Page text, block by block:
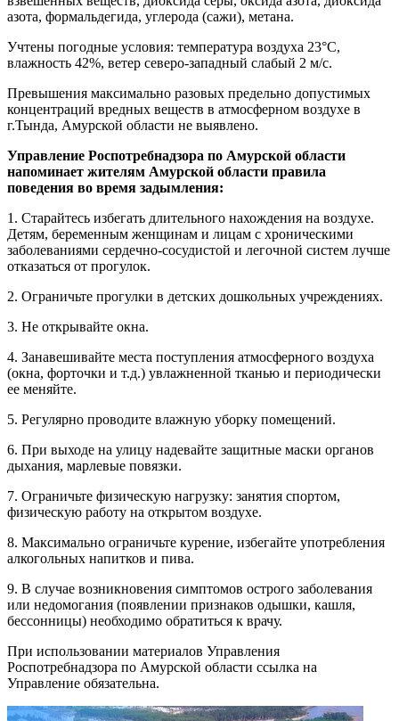
азота, формальдегида, углерода (сажи), метана.
Учтены погодные условия: температура воздуха 23°С,
влажность 42%, ветер северо-западный слабый 2 м/с.
Превышения максимально разовых предельно допустимых
концентраций вредных веществ в атмосферном воздухе в
г.Тында, Амурской области не выявлено.
Управление Роспотребнадзора по Амурской области
напоминает жителям Амурской области правила
поведения во время задымления:
1. Старайтесь избегать длительного нахождения на воздухе.
Детям, беременным женщинам и лицам с хроническими
заболеваниями сердечно-сосудистой и легочной систем лучше
отказаться от прогулок.
2. Ограничьте прогулки в детских дошкольных учреждениях.
3. Не открывайте окна.
4. Занавешивайте места поступления атмосферного воздуха
(окна, форточки и т.д.) увлажненной тканью и периодически
ее меняйте.
5. Регулярно проводите влажную уборку помещений.
6. При выходе на улицу надевайте защитные маски органов
дыхания, марлевые повязки.
7. Ограничьте физическую нагрузку: занятия спортом,
физическую работу на открытом воздухе.
8. Максимально ограничьте курение, избегайте употребления
алкогольных напитков и пива.
9. В случае возникновения симптомов острого заболевания
или недомогания (появлении признаков одышки, кашля,
бессонницы) необходимо обратиться к врачу.
При использовании материалов Управления
Роспотребнадзора по Амурской области ссылка на
Управление обязательна.